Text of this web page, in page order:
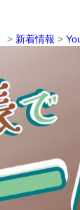
> 新着情報 >